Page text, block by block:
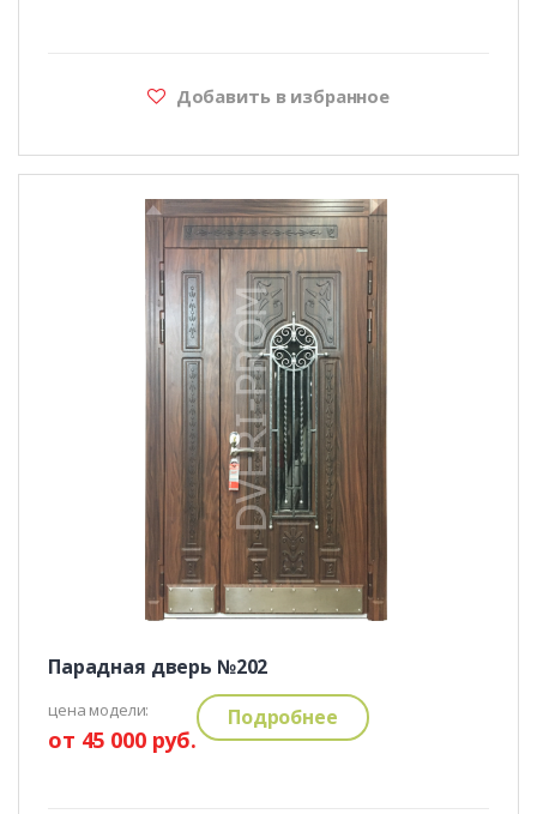
Добавить в избранное
Парадная дверь №202
цена модели:
от 45 000 руб.
Подробнее